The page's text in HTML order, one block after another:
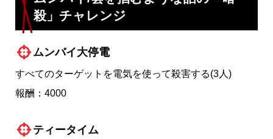
殺」チャレンジ
ムンバイ大停電
すべてのターゲットを電気を使って殺害する(3人)
報酬：4000
ティータイム